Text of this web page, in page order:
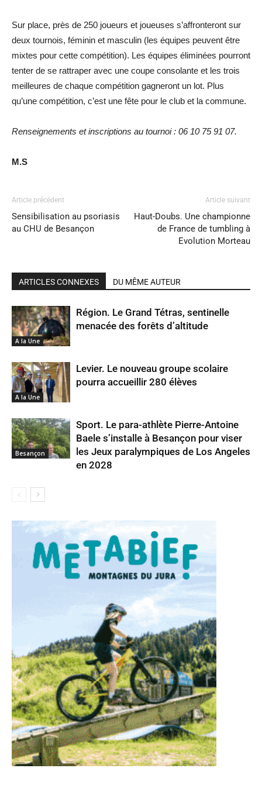
Sur place, près de 250 joueurs et joueuses s’affronteront sur
deux tournois, féminin et masculin (les équipes peuvent être
mixtes pour cette compétition). Les équipes éliminées pourront
tenter de se rattraper avec une coupe consolante et les trois
meilleures de chaque compétition gagneront un lot. Plus
qu’une compétition, c’est une fête pour le club et la commune.
Renseignements et inscriptions au tournoi : 06 10 75 91 07.
M.S
Article précédent
Sensibilisation au psoriasis
au CHU de Besançon
Article suivant
Haut-Doubs. Une championne
de France de tumbling à
Evolution Morteau
ARTICLES CONNEXES DU MÊME AUTEUR
A la Une
Région. Le Grand Tétras, sentinelle
menacée des forêts d’altitude
A la Une
Levier. Le nouveau groupe scolaire
pourra accueillir 280 élèves
Besançon
Sport. Le para-athlète Pierre-Antoine
Baele s’installe à Besançon pour viser
les Jeux paralympiques de Los Angeles
en 2028